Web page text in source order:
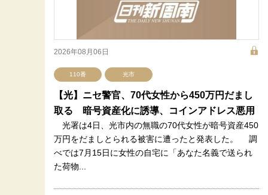
2026年08月06日
110番 光市
【光】ニセ警官、70代女性から450万円だまし
取る 暗号資産化に誘導、コインアドレス悪用
光署は4日、光市内の無職の70代女性が暗号資産450
万円をだましとられる被害に遭ったと発表した。 調
べでは7月15日に女性の自宅に「あなた名義で送られ
た荷物...